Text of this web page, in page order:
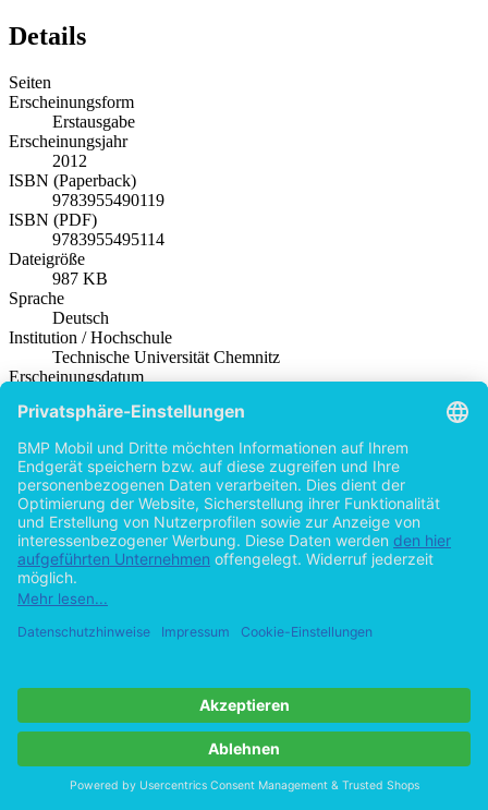
Details
Seiten
Erscheinungsform
Erstausgabe
Erscheinungsjahr
2012
ISBN (Paperback)
9783955490119
ISBN (PDF)
9783955495114
Dateigröße
987 KB
Sprache
Deutsch
Institution / Hochschule
Technische Universität Chemnitz
Erscheinungsdatum
Note
Schlagworte
inverser Erfolgswert Erfolgswert negatives Stimmgewicht
Bundesregierung Opposition
Produktsicherheit
BACHELOR + MASTER Publishing
Autor
Thomas Meißner (Autor:in)
Technischen Universität Chemnitz. Seine Forschungsschwerpunkte
umfassen Wahlsysteme, Wahlsystemreformprozesse,
Verfassungsgerichte sowie Koalitionsaussagen in Wahlkämpfen.
Hilfe/FAQ
Impressum